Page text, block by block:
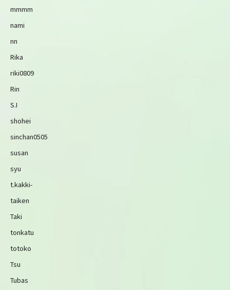
mmmm
nami
nn
Rika
riki0809
Rin
S.I
shohei
sinchan0505
susan
syu
t.kakki-
taiken
Taki
tonkatu
totoko
Tsu
Tubas